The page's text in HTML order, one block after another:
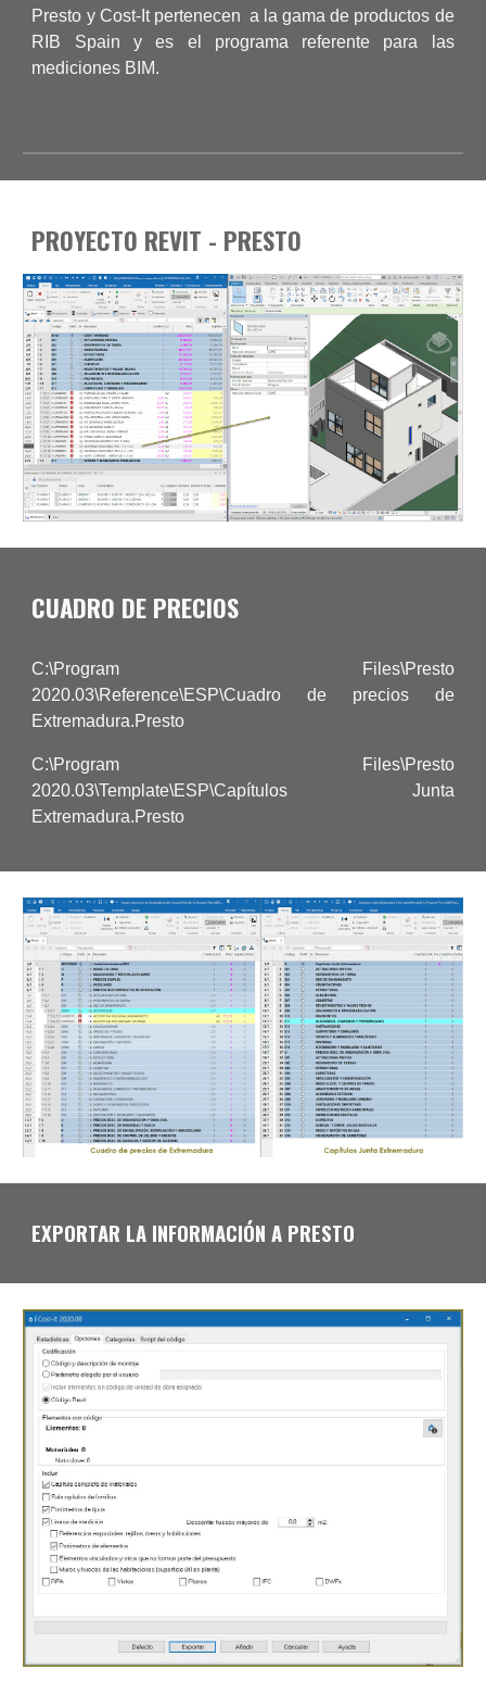
Presto y Cost-It pertenecen a la gama de productos de
RIB Spain y es el programa referente para las
mediciones BIM.
PROYECTO REVIT - PRESTO
CUADRO DE PRECIOS
C:\Program Files\Presto
2020.03\Reference\ESP\Cuadro de precios de
Extremadura.Presto
C:\Program Files\Presto
2020.03\Template\ESP\Capítulos Junta
Extremadura.Presto
EXPORTAR LA INFORMACIÓN A PRESTO